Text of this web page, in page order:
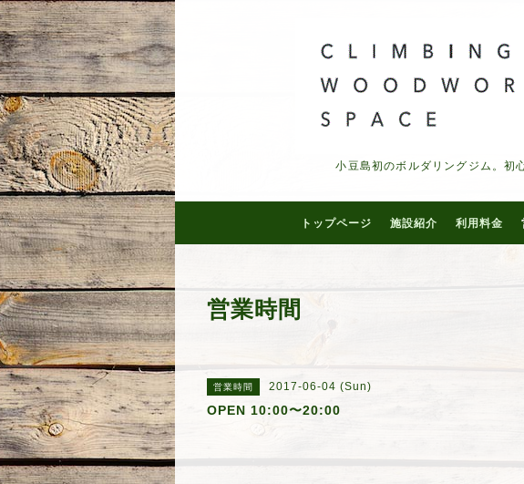
小豆島初のボルダリングジム。初
トップページ 施設紹介 利用料金
営業時間
営業時間 2017-06-04 (Sun)
OPEN 10:00〜20:00